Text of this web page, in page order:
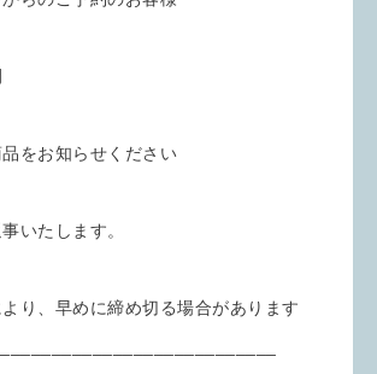
品をお知らせください
いたします。
より、早めに締め切る場合があります